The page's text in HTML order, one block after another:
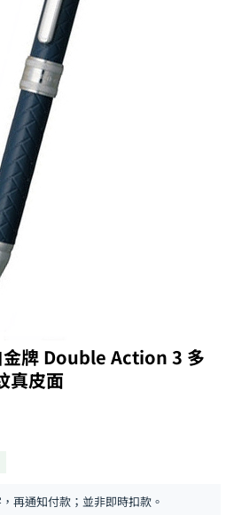
金牌 Double Action 3 多
真皮面
再通知付款；並非即時扣款。